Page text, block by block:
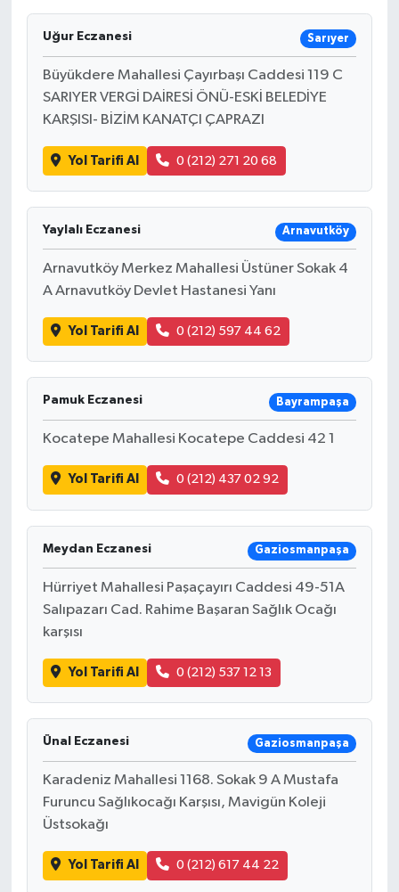
Uğur Eczanesi Sarıyer
Büyükdere Mahallesi Çayırbaşı Caddesi 119 C
SARIYER VERGİ DAİRESİ ÖNÜ-ESKİ BELEDİYE
KARŞISI- BİZİM KANATÇI ÇAPRAZI
Yol Tarifi Al 0 (212) 271 20 68
Yaylalı Eczanesi Arnavutköy
Arnavutköy Merkez Mahallesi Üstüner Sokak 4
A Arnavutköy Devlet Hastanesi Yanı
Yol Tarifi Al 0 (212) 597 44 62
Pamuk Eczanesi Bayrampaşa
Kocatepe Mahallesi Kocatepe Caddesi 42 1
Yol Tarifi Al 0 (212) 437 02 92
Meydan Eczanesi Gaziosmanpaşa
Hürriyet Mahallesi Paşaçayırı Caddesi 49-51A
Salıpazarı Cad. Rahime Başaran Sağlık Ocağı
karşısı
Yol Tarifi Al 0 (212) 537 12 13
Ünal Eczanesi Gaziosmanpaşa
Karadeniz Mahallesi 1168. Sokak 9 A Mustafa
Furuncu Sağlıkocağı Karşısı, Mavigün Koleji
Üstsokağı
Yol Tarifi Al 0 (212) 617 44 22